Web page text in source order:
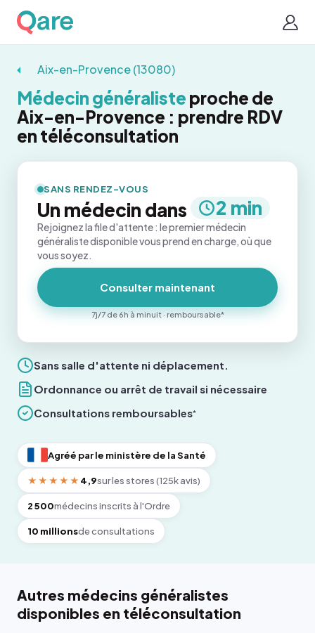
Aix-en-Provence (13080)
Médecin généraliste proche de
Aix-en-Provence : prendre RDV
en téléconsultation
Sans salle d'attente ni déplacement.
Ordonnance ou arrêt de travail si nécessaire
Consultations remboursables*
Agréé par le ministère de la Santé
★★★★★ 4,9sur les stores (125k avis)
2 500médecins inscrits à l'Ordre
10 millionsde consultations
SANS RENDEZ-VOUS
Un médecin dans 2 min
Rejoignez la file d'attente : le premier médecin
généraliste disponible vous prend en charge, où que
vous soyez.
Consulter maintenant
7j/7 de 6h à minuit · remboursable*
Autres médecins généralistes
disponibles en téléconsultation